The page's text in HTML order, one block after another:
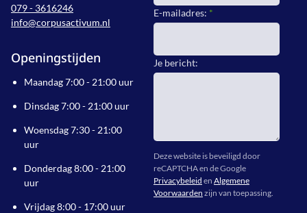
079 - 3616246
info@corpusactivum.nl
Openingstijden
Maandag 7:00 - 21:00 uur
Dinsdag 7:00 - 21:00 uur
Woensdag 7:30 - 21:00
uur
Donderdag 8:00 - 21:00
uur
Vrijdag 8:00 - 17:00 uur
E-mailadres: *
Je bericht:
Deze website is beveiligd door
reCAPTCHA en de Google
Privacybeleid en Algemene
Voorwaarden zijn van toepassing.